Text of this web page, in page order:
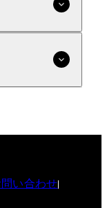
い合わせ